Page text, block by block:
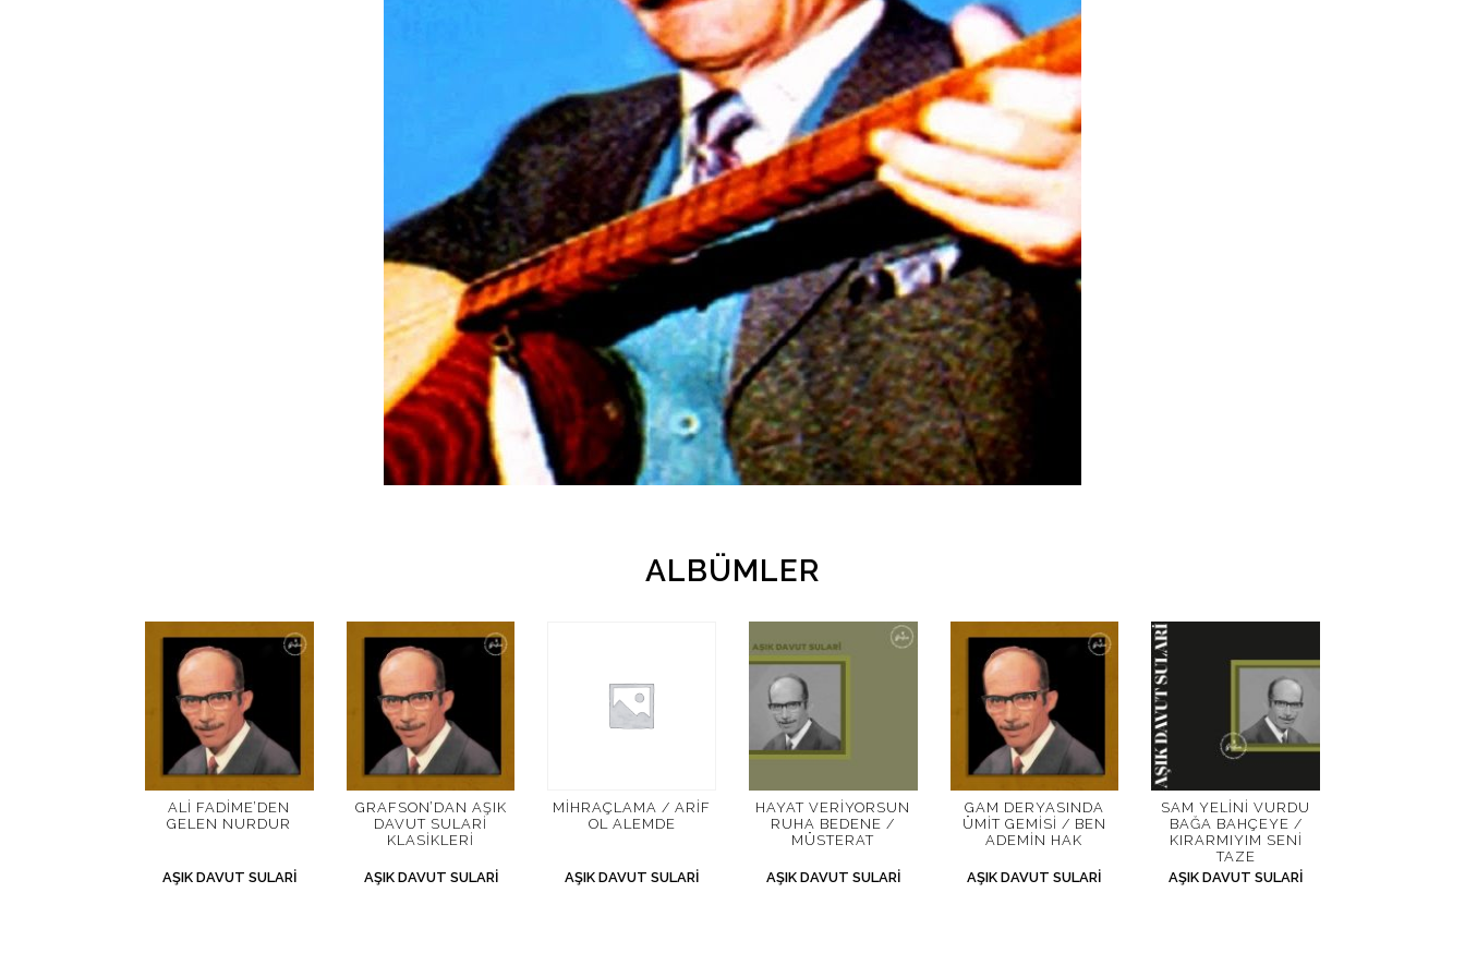
ALBÜMLER
ALI FADIME’DEN
GELEN NURDUR
AŞIK DAVUT SULARI
GRAFSON’DAN AŞIK
DAVUT SULARI
KLASIKLERI
AŞIK DAVUT SULARI
MIHRAÇLAMA / ARIF
OL ALEMDE
AŞIK DAVUT SULARI
HAYAT VERIYORSUN
RUHA BEDENE /
MÜSTERAT
AŞIK DAVUT SULARI
GAM DERYASINDA
ÜMIT GEMISI / BEN
ADEMIN HAK
AŞIK DAVUT SULARI
SAM YELINI VURDU
BAĞA BAHÇEYE /
KIRARMIYIM SENI
TAZE
AŞIK DAVUT SULARI